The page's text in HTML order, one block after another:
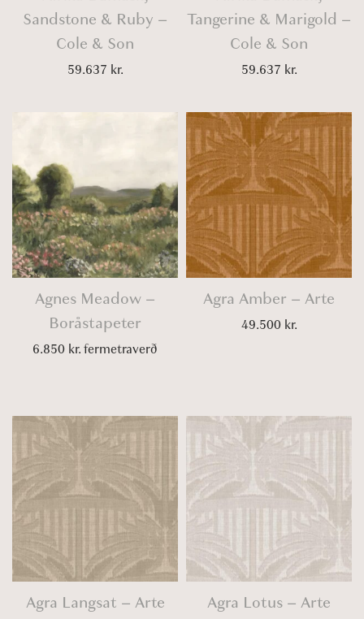
Sandstone & Ruby –
Cole & Son
59.637 kr.
Tangerine & Marigold –
Cole & Son
59.637 kr.
Agnes Meadow –
Boråstapeter
6.850 kr.fermetraverð
Agra Amber – Arte
49.500 kr.
Agra Langsat – Arte Agra Lotus – Arte